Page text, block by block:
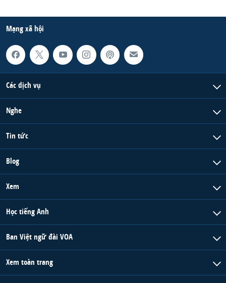
Mạng xã hội
Các dịch vụ
Nghe
Tin tức
Blog
Xem
Học tiếng Anh
Ban Việt ngữ đài VOA
Xem toàn trang